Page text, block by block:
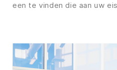
een te vinden die aan uw